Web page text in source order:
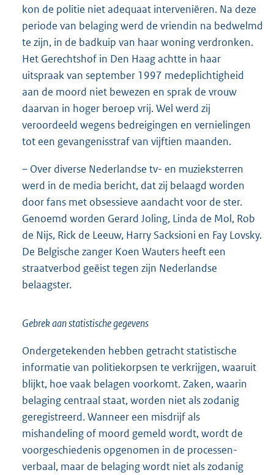
kon de politie niet adequaat interveniëren. Na deze
periode van belaging werd de vriendin na bedwelmd
te zijn, in de badkuip van haar woning verdronken.
Het Gerechtshof in Den Haag achtte in haar
uitspraak van september 1997 medeplichtigheid
aan de moord niet bewezen en sprak de vrouw
daarvan in hoger beroep vrij. Wel werd zij
veroordeeld wegens bedreigingen en vernielingen
tot een gevangenisstraf van vijftien maanden.
– Over diverse Nederlandse tv- en muzieksterren
werd in de media bericht, dat zij belaagd worden
door fans met obsessieve aandacht voor de ster.
Genoemd worden Gerard Joling, Linda de Mol, Rob
de Nijs, Rick de Leeuw, Harry Sacksioni en Fay Lovsky.
De Belgische zanger Koen Wauters heeft een
straatverbod geëist tegen zijn Nederlandse
belaagster.
Gebrek aan statistische gegevens
Ondergetekenden hebben getracht statistische
informatie van politiekorpsen te verkrijgen, waaruit
blijkt, hoe vaak belagen voorkomt. Zaken, waarin
belaging centraal staat, worden niet als zodanig
geregistreerd. Wanneer een misdrijf als
mishandeling of moord gemeld wordt, wordt de
voorgeschiedenis opgenomen in de processen-
verbaal, maar de belaging wordt niet als zodanig